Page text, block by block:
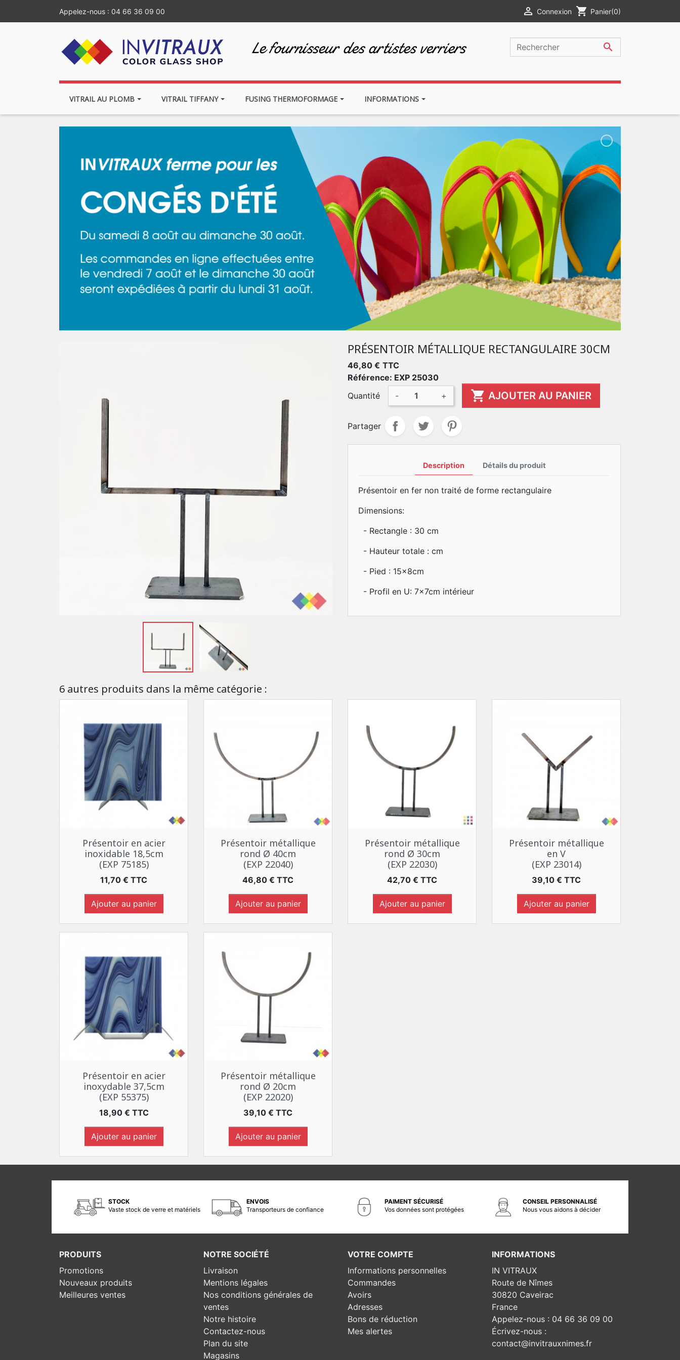
Appelez-nous : 04 66 36 09 00  Connexion shopping_cart Panier(0)
Le fournisseur des artistes verriers 
VITRAIL AU PLOMB VITRAIL TIFFANY FUSING THERMOFORMAGE INFORMATIONS
PRÉSENTOIR MÉTALLIQUE RECTANGULAIRE 30CM
46,80 € TTC
Référence: EXP 25030
Quantité
- +  AJOUTER AU PANIER
Partager
Description Détails du produit
Présentoir en fer non traité de forme rectangulaire
Dimensions:
- Rectangle : 30 cm
- Hauteur totale : cm
- Pied : 15x8cm
- Profil en U: 7x7cm intérieur
6 autres produits dans la même catégorie :
 Aperçu rapide
Présentoir en acier
inoxidable 18,5cm
(EXP 75185)
Prix
11,70 € TTC
Ajouter au panier
Aperçu rapide
Présentoir métallique
rond Ø 40cm
(EXP 22040)
Prix
46,80 € TTC
Ajouter au panier
Aperçu rapide
Présentoir métallique
rond Ø 30cm
(EXP 22030)
Prix
42,70 € TTC
Ajouter au panier
Aperçu rapide
Présentoir métallique
en V
(EXP 23014)
Prix
39,10 € TTC
Ajouter au panier
 Aperçu rapide
Présentoir en acier
inoxydable 37,5cm
(EXP 55375)
Prix
18,90 € TTC
Ajouter au panier
Aperçu rapide
Présentoir métallique
rond Ø 20cm
(EXP 22020)
Prix
39,10 € TTC
Ajouter au panier
STOCK
Vaste stock de verre et matériels
ENVOIS
Transporteurs de confiance
PAIMENT SÉCURISÉ
Vos données sont protégées
CONSEIL PERSONNALISÉ
Nous vous aidons à décider
PRODUITS
Promotions
Nouveaux produits
Meilleures ventes
NOTRE SOCIÉTÉ
Livraison
Mentions légales
Nos conditions générales de
ventes
Notre histoire
Contactez-nous
Plan du site
Magasins
VOTRE COMPTE
Informations personnelles
Commandes
Avoirs
Adresses
Bons de réduction
Mes alertes
INFORMATIONS
IN VITRAUX
Route de Nîmes
30820 Caveirac
France
Appelez-nous : 04 66 36 09 00
Écrivez-nous :
contact@invitrauxnimes.fr